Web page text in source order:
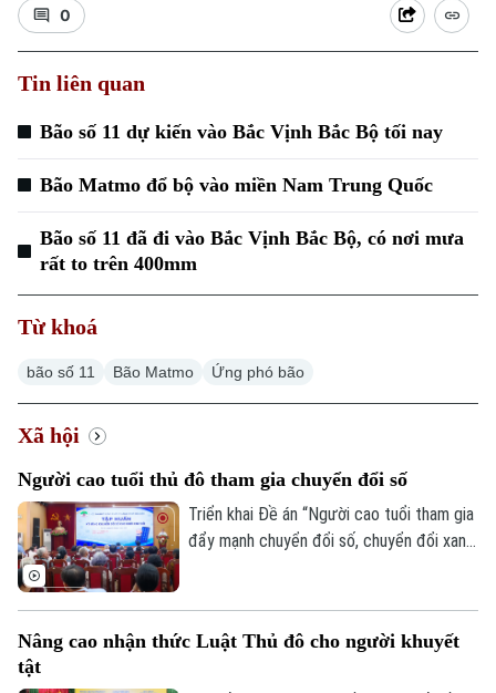
0
Tin liên quan
Bão số 11 dự kiến vào Bắc Vịnh Bắc Bộ tối nay
Bão Matmo đổ bộ vào miền Nam Trung Quốc
Bão số 11 đã đi vào Bắc Vịnh Bắc Bộ, có nơi mưa
rất to trên 400mm
Từ khoá
bão số 11 Bão Matmo Ứng phó bão
Xã hội
Người cao tuổi thủ đô tham gia chuyển đổi số
Triển khai Đề án “Người cao tuổi tham gia
đẩy mạnh chuyển đổi số, chuyển đổi xanh,
hội viên người cao tuổi trên địa bàn một
Nâng cao nhận thức Luật Thủ đô cho người khuyết
tật